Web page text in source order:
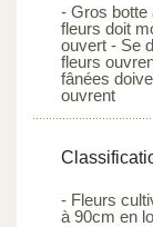
- Gros botte
fleurs doit
ouvert - Se
fleurs
fânées
ouvrent
- Fleurs
à 90cm en